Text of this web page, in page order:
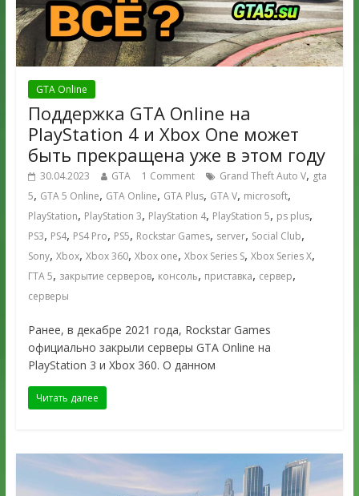
GTA Online
Поддержка GTA Online на
PlayStation 4 и Xbox One может
быть прекращена уже в этом году
30.04.2023 GTA 1 Comment Grand Theft Auto V, gta
5, GTA 5 Online, GTA Online, GTA Plus, GTA V, microsoft,
PlayStation, PlayStation 3, PlayStation 4, PlayStation 5, ps plus,
PS3, PS4, PS4 Pro, PS5, Rockstar Games, server, Social Club,
Sony, Xbox, Xbox 360, Xbox one, Xbox Series S, Xbox Series X,
ГТА 5, закрытие серверов, консоль, приставка, сервер,
серверы
Ранее, в декабре 2021 года, Rockstar Games
официально закрыли серверы GTA Online на
PlayStation 3 и Xbox 360. О данном
Читать далее